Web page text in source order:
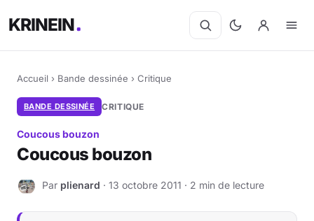
KRINEIN
Accueil › Bande dessinée › Critique
BANDE DESSINÉE CRITIQUE
Coucous bouzon
Coucous bouzon
P Par plienard · 13 octobre 2011 · 2 min de lecture